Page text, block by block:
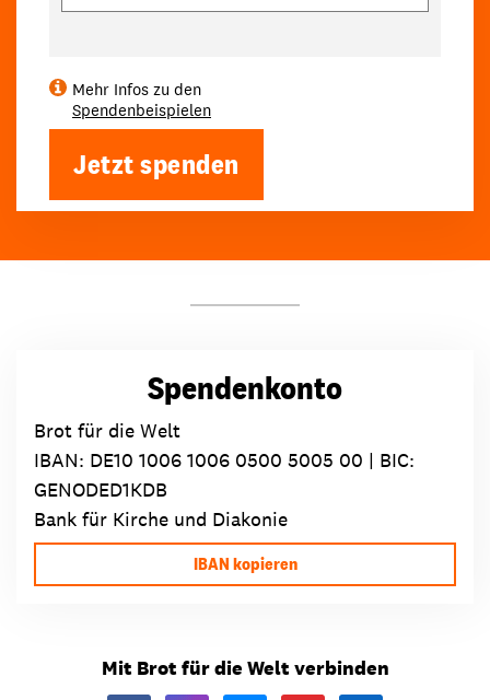
Mehr Infos zu den
Spendenbeispielen
Jetzt spenden
Spendenkonto
Brot für die Welt
IBAN: DE10 1006 1006 0500 5005 00 | BIC:
GENODED1KDB
Bank für Kirche und Diakonie
IBAN kopieren
Mit Brot für die Welt verbinden